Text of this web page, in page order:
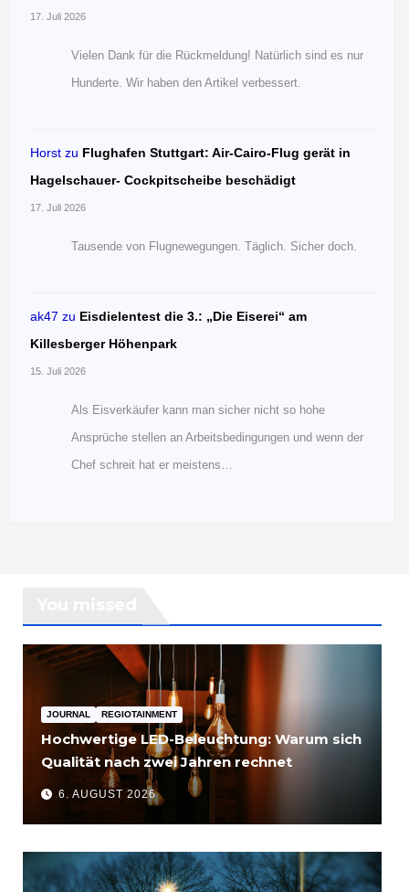
17. Juli 2026
Vielen Dank für die Rückmeldung! Natürlich sind es nur
Hunderte. Wir haben den Artikel verbessert.
Horst zu Flughafen Stuttgart: Air-Cairo-Flug gerät in
Hagelschauer- Cockpitscheibe beschädigt
17. Juli 2026
Tausende von Flugnewegungen. Täglich. Sicher doch.
ak47 zu Eisdielentest die 3.: „Die Eiserei“ am
Killesberger Höhenpark
15. Juli 2026
Als Eisverkäufer kann man sicher nicht so hohe
Ansprüche stellen an Arbeitsbedingungen und wenn der
Chef schreit hat er meistens…
JOURNAL REGIOTAINMENT
Hochwertige LED-Beleuchtung: Warum sich
Qualität nach zwei Jahren rechnet
6. AUGUST 2026